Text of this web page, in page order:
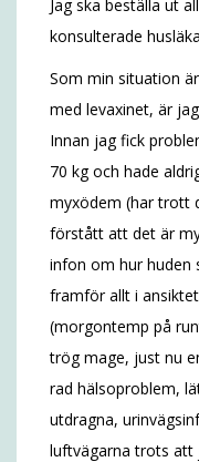
Jag ska beställa ut
konsulterade
Som min situation
med levaxinet, är
Innan jag fick
70 kg och hade
myxödem (har trott
förstått att det är
infon om hur huden
framför allt i
(morgontemp på
trög mage, just nu
rad hälsoproblem,
utdragna,
luftvägarna trots att